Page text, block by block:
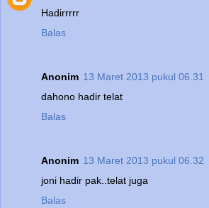
Hadirrrrr
Balas
Anonim 13 Maret 2013 pukul 06.31
dahono hadir telat
Balas
Anonim 13 Maret 2013 pukul 06.32
joni hadir pak..telat juga
Balas